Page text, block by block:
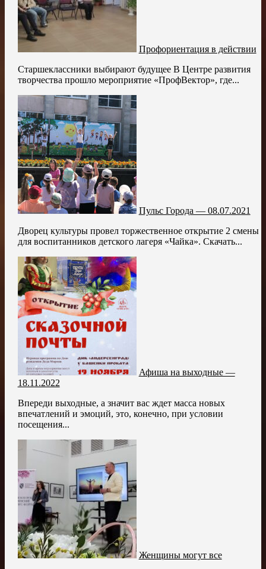
Профориентация в действии
Старшеклассники выбирают будущее В Центре развития
творчества прошло мероприятие «ПрофВектор», где...
Пульс Города — 08.07.2021
Дворец культуры провел торжественное открытие 2 смены
для воспитанников детского лагеря «Чайка». Скачать...
Афиша на выходные —
18.11.2022
Впереди выходные, а значит вас ждет масса новых
впечатлений и эмоций, это, конечно, при условии
посещения...
Женщины могут все